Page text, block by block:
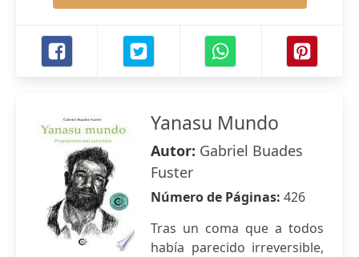
Yanasu Mundo
Autor: Gabriel Buades
Fuster
Número de Páginas: 426
Tras un coma que a todos
había parecido irreversible,